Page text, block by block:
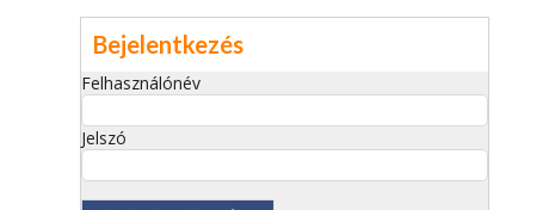
Bejelentkezés
Felhasználónév
Jelszó